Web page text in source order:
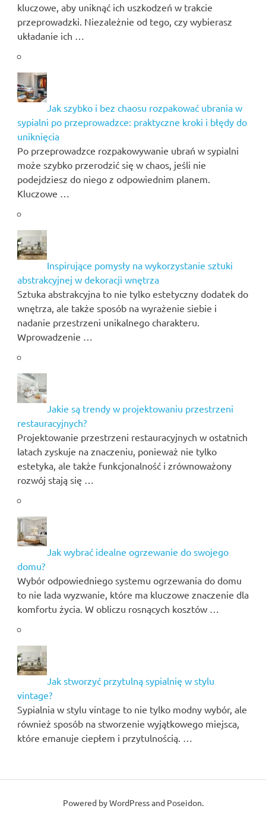
kluczowe, aby uniknąć ich uszkodzeń w trakcie
przeprowadzki. Niezależnie od tego, czy wybierasz
układanie ich …
Jak szybko i bez chaosu rozpakować ubrania w
sypialni po przeprowadzce: praktyczne kroki i błędy do
uniknięcia
Po przeprowadzce rozpakowywanie ubrań w sypialni
może szybko przerodzić się w chaos, jeśli nie
podejdziesz do niego z odpowiednim planem.
Kluczowe …
Inspirujące pomysły na wykorzystanie sztuki
abstrakcyjnej w dekoracji wnętrza
Sztuka abstrakcyjna to nie tylko estetyczny dodatek do
wnętrza, ale także sposób na wyrażenie siebie i
nadanie przestrzeni unikalnego charakteru.
Wprowadzenie …
Jakie są trendy w projektowaniu przestrzeni
restauracyjnych?
Projektowanie przestrzeni restauracyjnych w ostatnich
latach zyskuje na znaczeniu, ponieważ nie tylko
estetyka, ale także funkcjonalność i zrównoważony
rozwój stają się …
Jak wybrać idealne ogrzewanie do swojego
domu?
Wybór odpowiedniego systemu ogrzewania do domu
to nie lada wyzwanie, które ma kluczowe znaczenie dla
komfortu życia. W obliczu rosnących kosztów …
Jak stworzyć przytulną sypialnię w stylu
vintage?
Sypialnia w stylu vintage to nie tylko modny wybór, ale
również sposób na stworzenie wyjątkowego miejsca,
które emanuje ciepłem i przytulnością. …
Powered byWordPressand Poseidon